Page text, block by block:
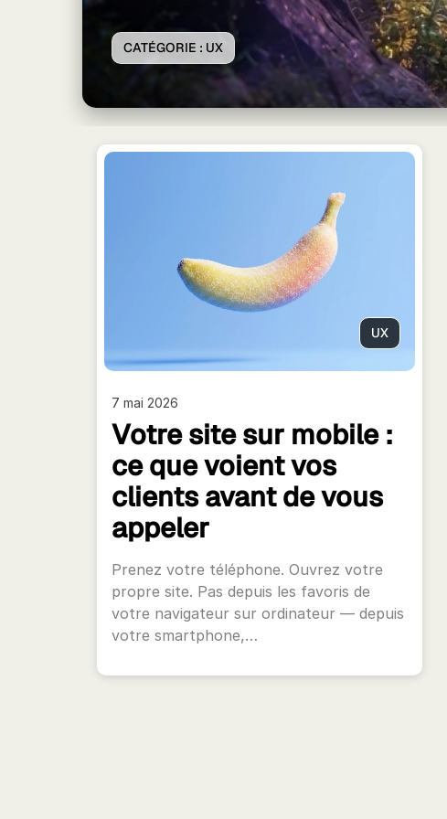
CATÉGORIE : UX
UX
7 mai 2026
Votre site sur mobile :
ce que voient vos
clients avant de vous
appeler
Prenez votre téléphone. Ouvrez votre
propre site. Pas depuis les favoris de
votre navigateur sur ordinateur — depuis
votre smartphone,…